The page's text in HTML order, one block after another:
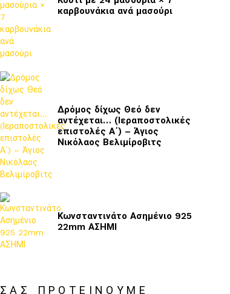
καρβουνάκια ανά μασούρι
Δρόμος δίχως Θεό δεν
αντέχεται… (Ιεραποστολικές
επιστολές Α΄) – Άγιος
Νικόλαος Βελιμίροβιτς
Κωνσταντινάτο Ασημένιο 925
22mm ΑΣΗΜΙ
ΣΑΣ ΠΡΟΤΕΊΝΟΥΜΕ